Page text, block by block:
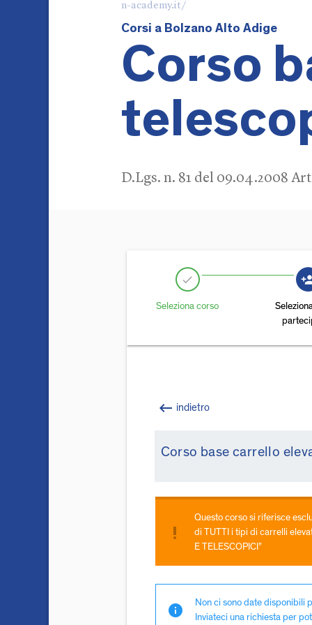
Corsi a Bolzano Alto Adige
Corso
D.Lgs. n. 81 del 09.04.2008
n-academy.it/
check
Seleziona corso
keyboard_backspace indietro
Corso base carrello
priority_high
Questo corso si riferisce
di TUTTI i tipi di carrelli
E TELESCOPICI”
info
Non ci sono date disponibili
Inviateci una richiesta per